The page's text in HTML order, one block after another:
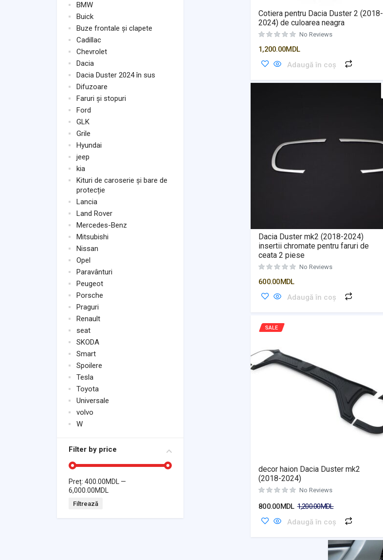
BMW
Buick
Buze frontale și clapete
Cadillac
Chevrolet
Dacia
Dacia Duster 2024 în sus
Difuzoare
Faruri și stopuri
Ford
GLK
Grile
Hyundai
jeep
kia
Kituri de caroserie și bare de
protecție
Lancia
Land Rover
Mercedes-Benz
Mitsubishi
Nissan
Opel
Paravânturi
Peugeot
Porsche
Praguri
Renault
seat
SKODA
Smart
Spoilere
Tesla
Toyota
Universale
volvo
W
Filter by price
Filtrează
Preț: 400.00MDL —
6,000.00MDL
Cotiera pentru Dacia Duster 2 (2018-
2024) de culoarea neagra
No Reviews
1,200.00MDL
Adaugă în coș
Dacia Duster mk2 (2018-2024)
insertii chromate pentru faruri de
ceata 2 piese
No Reviews
600.00MDL
Adaugă în coș
SALE
decor haion Dacia Duster mk2
(2018-2024)
No Reviews
800.00MDL 1,200.00MDL
Adaugă în coș